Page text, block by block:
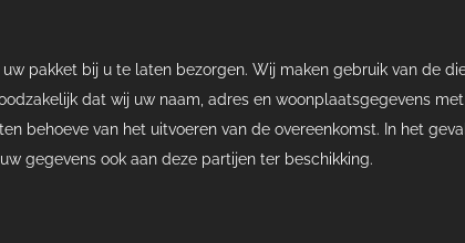
pakket bij u te laten bezorgen. Wij maken gebruik van de
dat wij uw naam, adres en woonplaatsgegevens
behoeve van het uitvoeren van de overeenkomst. In het
gegevens ook aan deze partijen ter beschikking.